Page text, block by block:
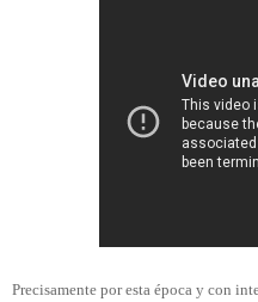
Precisamente por esta época y con